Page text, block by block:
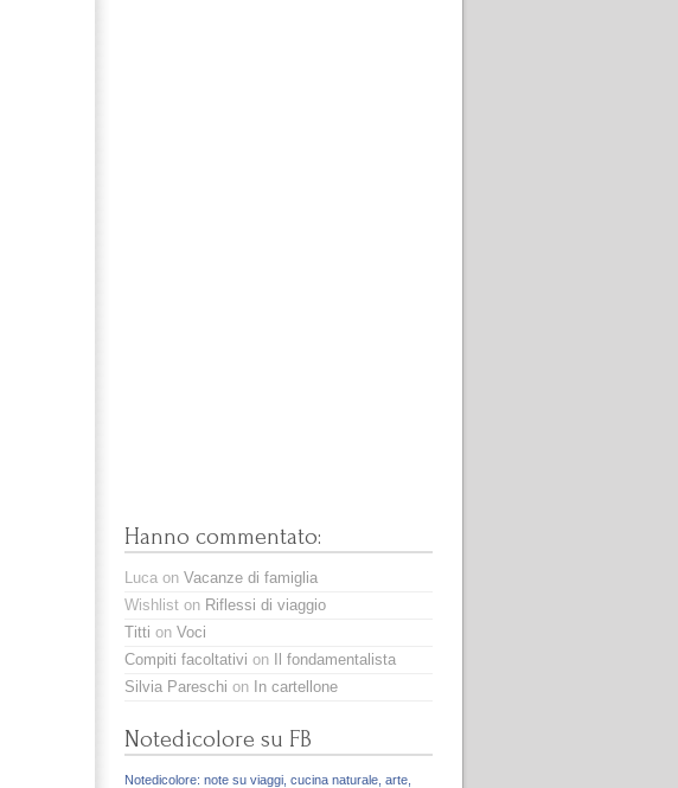
Hanno commentato:
Luca on Vacanze di famiglia
Wishlist on Riflessi di viaggio
Titti on Voci
Compiti facoltativi on
Il fondamentalista
Silvia Pareschi on In cartellone
Notedicolore su FB
Notedicolore: note su viaggi, cucina naturale, arte,